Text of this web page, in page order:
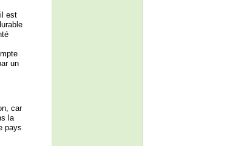
est
un
car
la
pays